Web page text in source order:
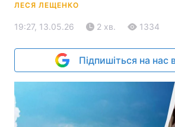
ЛЕСЯ ЛЕЩЕНКО
19:27, 13.05.26 2 хв. 1334
Підпишіться на нас